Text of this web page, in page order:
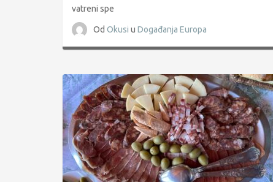
vatreni spe
Od Okusi u Događanja Europa